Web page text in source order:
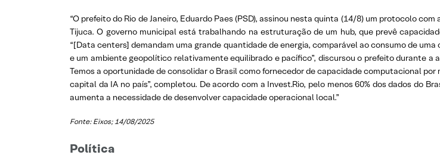
“O prefeito do Rio de Janeiro, Eduardo Paes (PSD), assinou nesta quinta (14/8) um protocolo
Tijuca. O governo municipal está trabalhando na estruturação de um hub, que prevê
“[Data centers] demandam uma grande quantidade de energia, comparável ao consumo de
e um ambiente geopolítico relativamente equilibrado e pacífico”, discursou o prefeito durante a
Temos a oportunidade de consolidar o Brasil como fornecedor de capacidade computacional
capital da IA no país”, completou. De acordo com a Invest.Rio, pelo menos 60% dos dados do
aumenta a necessidade de desenvolver capacidade operacional local.”
Fonte: Eixos; 14/08/2025
Política